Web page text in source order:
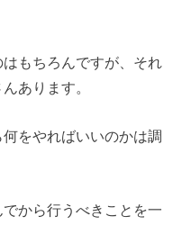
もちろんですが、それ
あります。
をやればいいのかは調
から行うべきことを一